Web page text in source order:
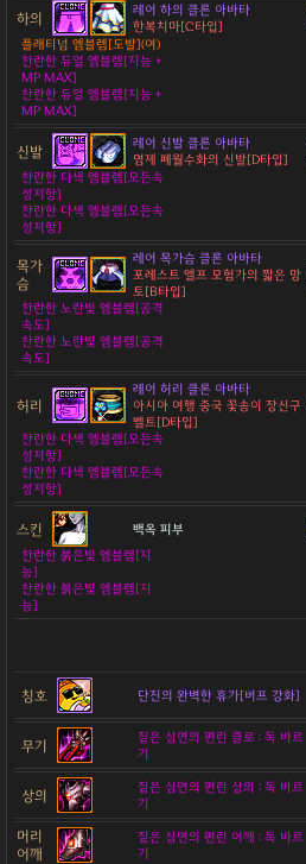
하의
레어 하의 클론 아바타
한복치마[C타입]
플래티넘 엠블렘[도발](여)
찬란한 듀얼 엠블렘[지능 +
MP MAX]
찬란한 듀얼 엠블렘[지능 +
MP MAX]
신발
레어 신발 클론 아바타
염제 폐월수화의 신발[D타입]
찬란한 다색 엠블렘[모든속
성저항]
찬란한 다색 엠블렘[모든속
성저항]
목가
슴
레어 목가슴 클론 아바타
포레스트 엘프 모험가의 짧은 망
토[B타입]
찬란한 노란빛 엠블렘[공격
속도]
찬란한 노란빛 엠블렘[공격
속도]
허리
레어 허리 클론 아바타
아시아 여행 중국 꽃송이 장신구
벨트[D타입]
찬란한 다색 엠블렘[모든속
성저항]
찬란한 다색 엠블렘[모든속
성저항]
스킨 백옥 피부
찬란한 붉은빛 엠블렘[지
능]
찬란한 붉은빛 엠블렘[지
능]
칭호 단진의 완벽한 휴가[버프 강화]
무기
짙은 심연의 편린 클로 : 독 바르
기
상의
짙은 심연의 편린 상의 : 독 바르
기
머리
어깨
짙은 심연의 편린 어깨 : 독 바르
기